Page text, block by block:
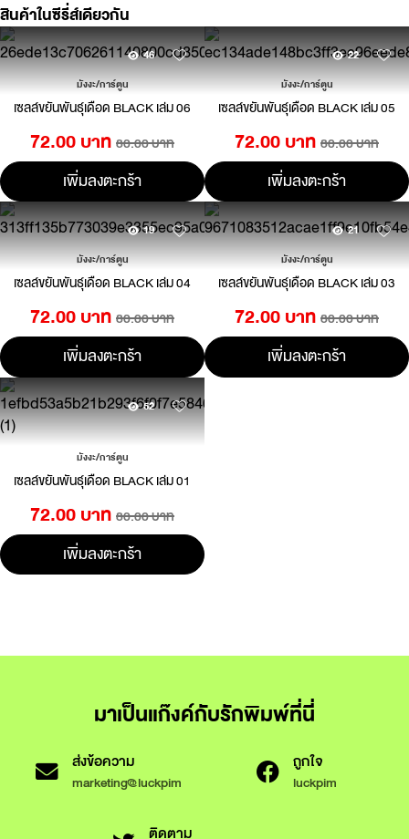
สินค้าในซีรี่ส์เดียวกัน
46
มังงะ/การ์ตูน
เซลล์ขยันพันธุ์เดือด BLACK เล่ม 06
72.00 บาท 80.00 บาท
เพิ่มลงตะกร้า
22
มังงะ/การ์ตูน
เซลล์ขยันพันธุ์เดือด BLACK เล่ม 05
72.00 บาท 80.00 บาท
เพิ่มลงตะกร้า
19
มังงะ/การ์ตูน
เซลล์ขยันพันธุ์เดือด BLACK เล่ม 04
72.00 บาท 80.00 บาท
เพิ่มลงตะกร้า
21
มังงะ/การ์ตูน
เซลล์ขยันพันธุ์เดือด BLACK เล่ม 03
72.00 บาท 80.00 บาท
เพิ่มลงตะกร้า
52
มังงะ/การ์ตูน
เซลล์ขยันพันธุ์เดือด BLACK เล่ม 01
72.00 บาท 80.00 บาท
เพิ่มลงตะกร้า
มาเป็นแก๊งค์กับรักพิมพ์ที่นี่
ส่งข้อความ
marketing@luckpim
ถูกใจ
luckpim
ติดตาม